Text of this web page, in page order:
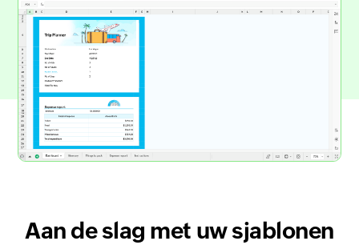
Aan de slag met uw sjablonen